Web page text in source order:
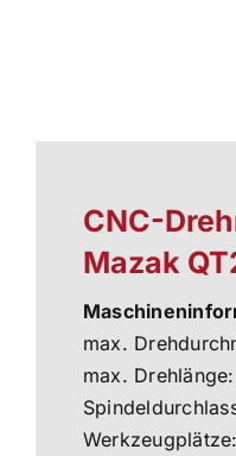
CNC-
Mazak
max.
max.